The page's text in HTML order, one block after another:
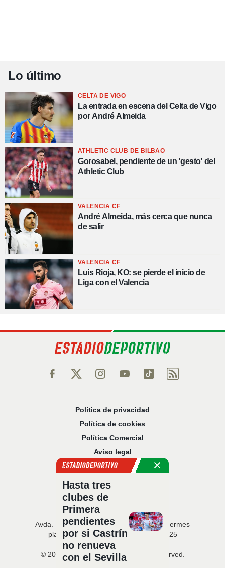
Lo último
CELTA DE VIGO
La entrada en escena del Celta de Vigo
por André Almeida
ATHLETIC CLUB DE BILBAO
Gorosabel, pendiente de un 'gesto' del
Athletic Club
VALENCIA CF
André Almeida, más cerca que nunca
de salir
VALENCIA CF
Luis Rioja, KO: se pierde el inicio de
Liga con el Valencia
Política de privacidad
Política de cookies
Política Comercial
Aviso legal
Configuración de privacidad
Código Ético
Avda. San Francisco Javier, 22 · Edificio Hermes
planta 5 · 41018 Sevilla · T. 954 216 525
© 2026 Estadio Deportivo. All rights reserved.
Hasta tres
clubes de
Primera
pendientes
por si Castrín
no renueva
con el Sevilla